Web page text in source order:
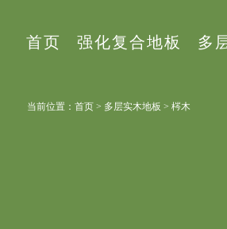
首页 强化复合地板 多
当前位置：首页 > 多层实木地板 > 梣木